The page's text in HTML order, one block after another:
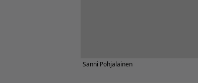
Sanni Pohjalainen